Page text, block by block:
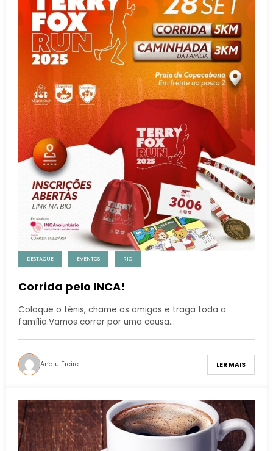
DESTAQUE EVENTOS RIO
Corrida pelo INCA!
Coloque o tênis, chame os amigos e traga toda a
família.Vamos correr por uma causa…
Analu Freire LER MAIS